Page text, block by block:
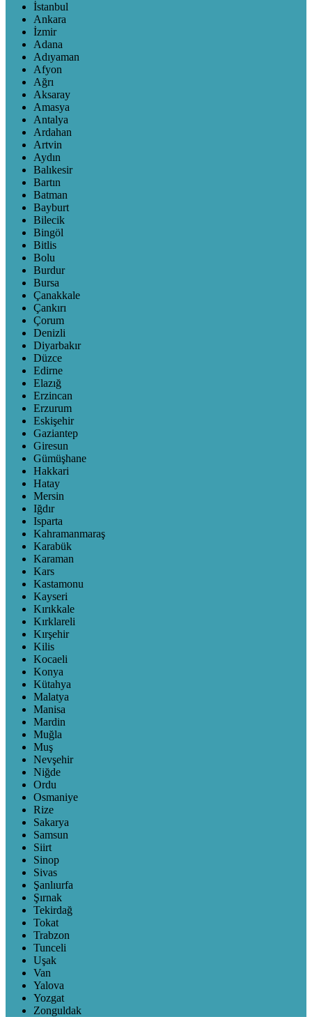
İstanbul
Ankara
İzmir
Adana
Adıyaman
Afyon
Ağrı
Aksaray
Amasya
Antalya
Ardahan
Artvin
Aydın
Balıkesir
Bartın
Batman
Bayburt
Bilecik
Bingöl
Bitlis
Bolu
Burdur
Bursa
Çanakkale
Çankırı
Çorum
Denizli
Diyarbakır
Düzce
Edirne
Elazığ
Erzincan
Erzurum
Eskişehir
Gaziantep
Giresun
Gümüşhane
Hakkari
Hatay
Mersin
Iğdır
Isparta
Kahramanmaraş
Karabük
Karaman
Kars
Kastamonu
Kayseri
Kırıkkale
Kırklareli
Kırşehir
Kilis
Kocaeli
Konya
Kütahya
Malatya
Manisa
Mardin
Muğla
Muş
Nevşehir
Niğde
Ordu
Osmaniye
Rize
Sakarya
Samsun
Siirt
Sinop
Sivas
Şanlıurfa
Şırnak
Tekirdağ
Tokat
Trabzon
Tunceli
Uşak
Van
Yalova
Yozgat
Zonguldak